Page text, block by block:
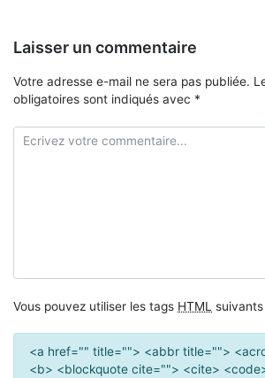
Laisser un commentaire
Votre adresse e-mail ne sera pas publiée.
obligatoires sont indiqués avec *
Vous pouvez utiliser les tags HTML suivants
<a href="" title=""> <abbr title="">
<b> <blockquote cite=""> <cite>